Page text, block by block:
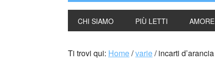
CHI SIAMO PIÙ LETTI AMORE
Ti trovi qui: Home/varie/incarti